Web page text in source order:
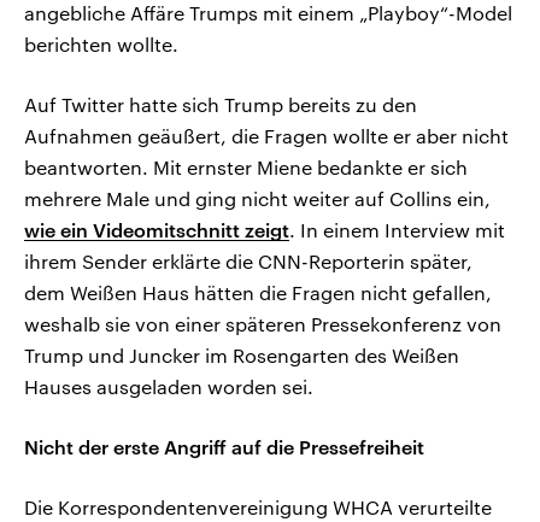
angebliche Affäre Trumps mit einem „Playboy“-Model
berichten wollte.
Auf Twitter hatte sich Trump bereits zu den
Aufnahmen geäußert, die Fragen wollte er aber nicht
beantworten. Mit ernster Miene bedankte er sich
mehrere Male und ging nicht weiter auf Collins ein,
wie ein Videomitschnitt zeigt. In einem Interview mit
ihrem Sender erklärte die CNN-Reporterin später,
dem Weißen Haus hätten die Fragen nicht gefallen,
weshalb sie von einer späteren Pressekonferenz von
Trump und Juncker im Rosengarten des Weißen
Hauses ausgeladen worden sei.
Nicht der erste Angriff auf die Pressefreiheit
Die Korrespondentenvereinigung WHCA verurteilte